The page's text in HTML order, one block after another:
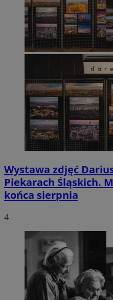
Wystawa zdjęć
Piekarach Śląskich.
końca sierpnia
4